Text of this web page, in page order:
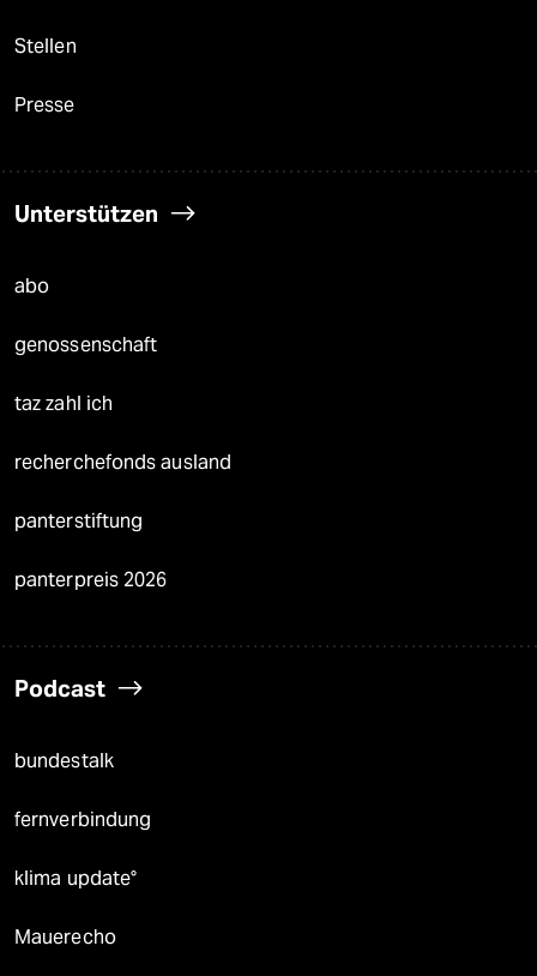
Stellen
Presse
Unterstützen
abo
genossenschaft
taz zahl ich
recherchefonds ausland
panterstiftung
panterpreis 2026
Podcast
bundestalk
fernverbindung
klima update°
Mauerecho